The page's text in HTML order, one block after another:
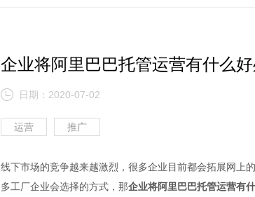
企业将阿里巴巴托管运营有什么好
日期：2020-07-02
运营 推广
线下市场的竞争越来越激烈，很多企业目前都会拓展网上
多工厂企业会选择的方式，那企业将阿里巴巴托管运营有